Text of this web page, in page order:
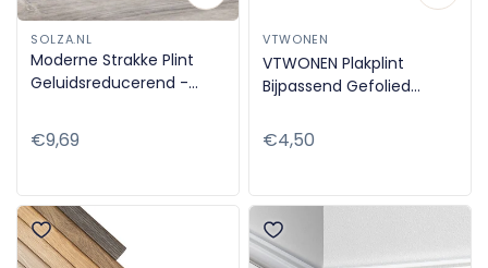
SOLZA.NL
Moderne Strakke Plint
Geluidsreducerend -
Normale
€9,69
VTWONEN
VTWONEN Plakplint
Bijpassend Gefolied
Normale
€4,50